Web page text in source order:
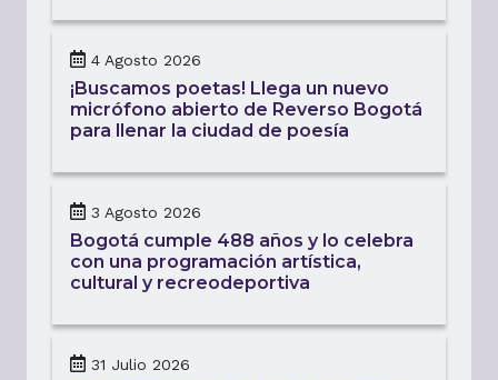
4 Agosto 2026
¡Buscamos poetas! Llega un nuevo
micrófono abierto de Reverso Bogotá
para llenar la ciudad de poesía
3 Agosto 2026
Bogotá cumple 488 años y lo celebra
con una programación artística,
cultural y recreodeportiva
31 Julio 2026